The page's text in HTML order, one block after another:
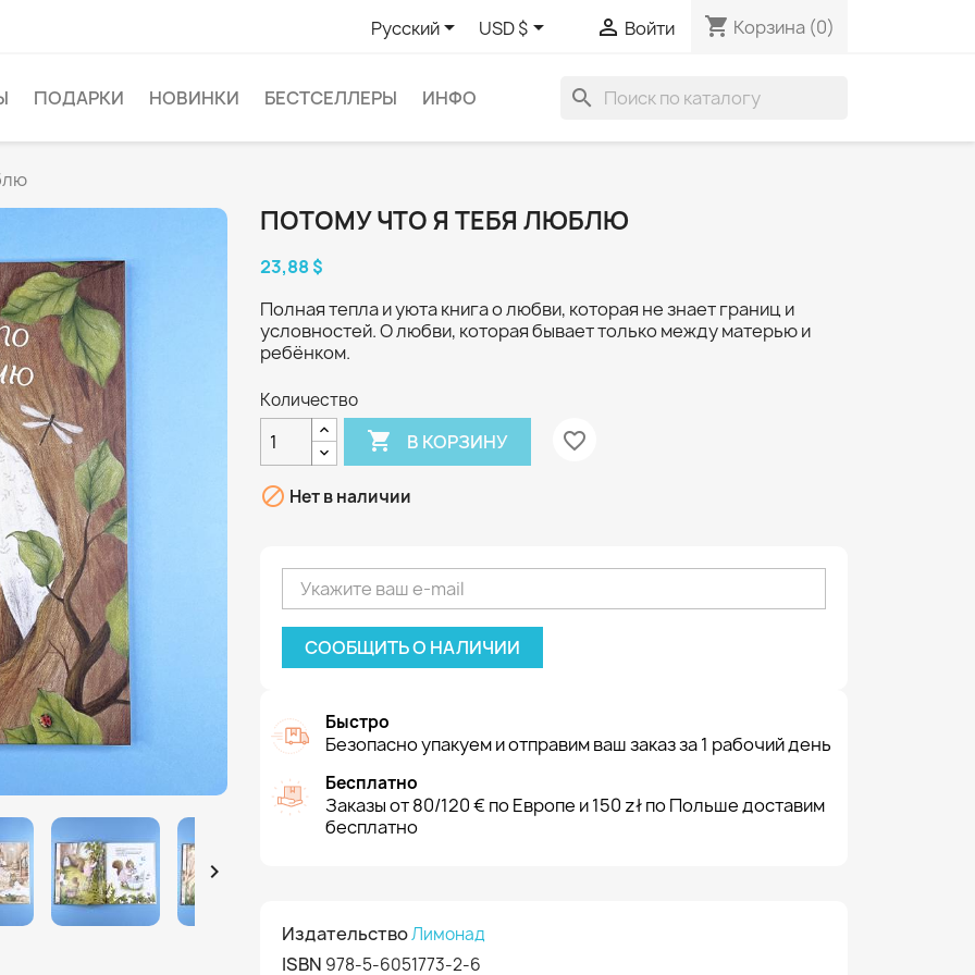
Русский USD $  Войти shopping_cart Корзина (0)
ПОДАРКИ НОВИНКИ БЕСТСЕЛЛЕРЫ ИНФО search

ПОТОМУ ЧТО Я ТЕБЯ ЛЮБЛЮ
23,88 $
Полная тепла и уюта книга о любви, которая не знает границ и
условностей. О любви, которая бывает только между матерью и
ребёнком.
Количество
 В КОРЗИНУ favorite_border
 Нет в наличии
СООБЩИТЬ О НАЛИЧИИ
Быстро
Безопасно упакуем и отправим ваш заказ за 1 рабочий день
Бесплатно
Заказы от 80/120 € по Европе и 150 zł по Польше доставим
бесплатно
ИздательствоЛимонад
ISBN 978-5-6051773-2-6